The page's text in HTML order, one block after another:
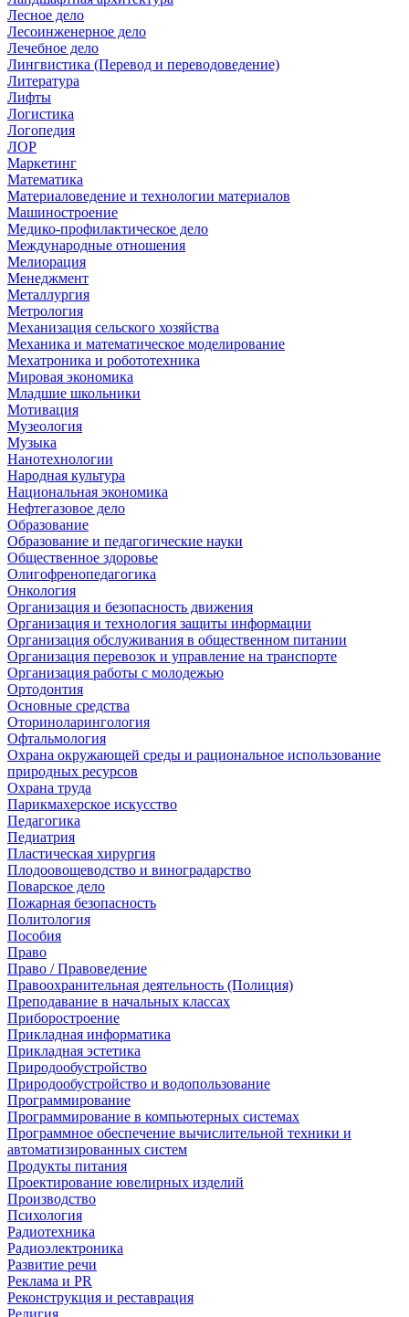
Лесное дело
Лесоинженерное дело
Лечебное дело
Лингвистика (Перевод и переводоведение)
Литература
Лифты
Логистика
Логопедия
ЛОР
Маркетинг
Математика
Материаловедение и технологии материалов
Машиностроение
Медико-профилактическое дело
Международные отношения
Мелиорация
Менеджмент
Металлургия
Метрология
Механизация сельского хозяйства
Механика и математическое моделирование
Мехатроника и робототехника
Мировая экономика
Младшие школьники
Мотивация
Музеология
Музыка
Нанотехнологии
Народная культура
Национальная экономика
Нефтегазовое дело
Образование
Образование и педагогические науки
Общественное здоровье
Олигофренопедагогика
Онкология
Организация и безопасность движения
Организация и технология защиты информации
Организация обслуживания в общественном питании
Организация перевозок и управление на транспорте
Организация работы с молодежью
Ортодонтия
Основные средства
Оториноларингология
Офтальмология
Охрана окружающей среды и рациональное использование
природных ресурсов
Охрана труда
Парикмахерское искусство
Педагогика
Педиатрия
Пластическая хирургия
Плодоовощеводство и виноградарство
Поварское дело
Пожарная безопасность
Политология
Пособия
Право
Право / Правоведение
Правоохранительная деятельность (Полиция)
Преподавание в начальных классах
Приборостроение
Прикладная информатика
Прикладная эстетика
Природообустройство
Природообустройство и водопользование
Программирование
Программирование в компьютерных системах
Программное обеспечение вычислительной техники и
автоматизированных систем
Продукты питания
Проектирование ювелирных изделий
Производство
Психология
Радиотехника
Радиоэлектроника
Развитие речи
Реклама и PR
Реконструкция и реставрация
Религия